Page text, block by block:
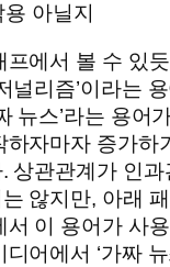
아닐지
프에서 볼 수 있듯
널리즘’이라는
뉴스’라는 용어
하자마자 증가하
상관관계가 인과
않지만, 아래
서 이 용어가 사
어에서 ‘가짜 뉴